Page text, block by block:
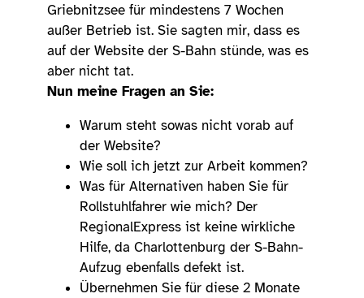
Griebnitzsee für mindestens 7 Wochen
außer Betrieb ist. Sie sagten mir, dass es
auf der Website der S-Bahn stünde, was es
aber nicht tat.
Nun meine Fragen an Sie:
Warum steht sowas nicht vorab auf
der Website?
Wie soll ich jetzt zur Arbeit kommen?
Was für Alternativen haben Sie für
Rollstuhlfahrer wie mich? Der
RegionalExpress ist keine wirkliche
Hilfe, da Charlottenburg der S-Bahn-
Aufzug ebenfalls defekt ist.
Übernehmen Sie für diese 2 Monate